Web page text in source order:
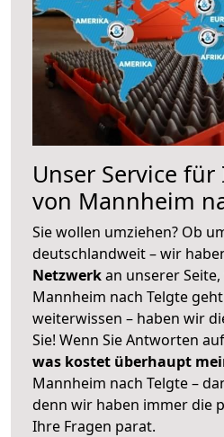
Unser Service
von Mannheim
Sie wollen umziehen? Ob
deutschlandweit – wir
Netzwerkan unserer
Mannheim nach Telgte
weiterwissen – haben wir
Sie! Wenn Sie Antworten
was kostet überhaupt
Mannheim nach Telgte –
denn wir haben immer die
Ihre Fragen parat.